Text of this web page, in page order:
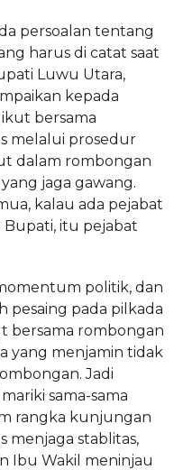
persoalan tentang
harus di catat saat
Luwu Utara,
kepada
bersama
melalui prosedur
dalam rombongan
jaga gawang.
kalau ada pejabat
Bupati, itu pejabat
politik, dan
pesaing pada pilkada
bersama rombongan
yang menjamin tidak
Jadi
sama-sama
rangka kunjungan
menjaga stablitas,
Ibu Wakil meninjau